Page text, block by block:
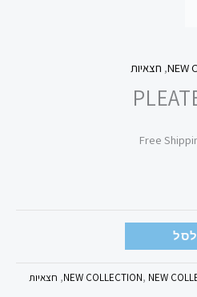
NEW
, חצאיות
NEW COLLECTION, NEW
, חצאיות